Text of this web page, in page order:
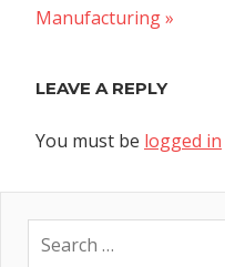
Post:
Manufacturing
LEAVE A REPLY
You must be logged in